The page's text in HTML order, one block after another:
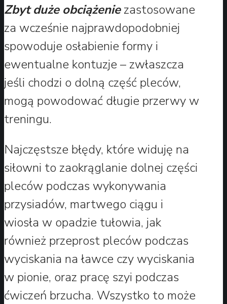
Zbyt duże obciążeniezastosowane
za wcześnie najprawdopodobniej
spowoduje osłabienie formy i
ewentualne kontuzje – zwłaszcza
jeśli chodzi o dolną część pleców,
mogą powodować długie przerwy w
treningu.
Najczęstsze błędy, które widuję na
siłowni to zaokrąglanie dolnej części
pleców podczas wykonywania
przysiadów, martwego ciągu i
wiosła w opadzie tułowia, jak
również przeprost pleców podczas
wyciskania na ławce czy wyciskania
w pionie, oraz pracę szyi podczas
ćwiczeń brzucha. Wszystko to może